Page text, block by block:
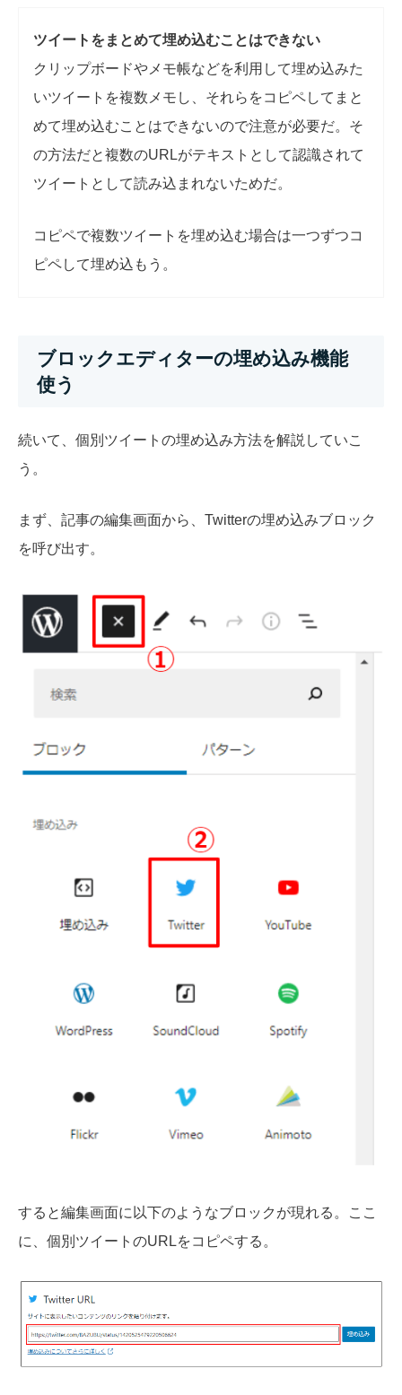
ツイートをまとめて埋め込むことはできない
クリップボードやメモ帳などを利用して埋め込みた
いツイートを複数メモし、それらをコピペしてまと
めて埋め込むことはできないので注意が必要だ。そ
の方法だと複数のURLがテキストとして認識されて
ツイートとして読み込まれないためだ。
コピペで複数ツイートを埋め込む場合は一つずつコ
ピペして埋め込もう。
ブロックエディターの埋め込み機能
使う
続いて、個別ツイートの埋め込み方法を解説していこ
う。
まず、記事の編集画面から、Twitterの埋め込みブロック
を呼び出す。
すると編集画面に以下のようなブロックが現れる。ここ
に、個別ツイートのURLをコピペする。